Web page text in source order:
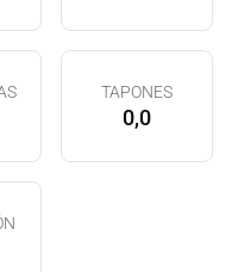
TAPONES
0,0